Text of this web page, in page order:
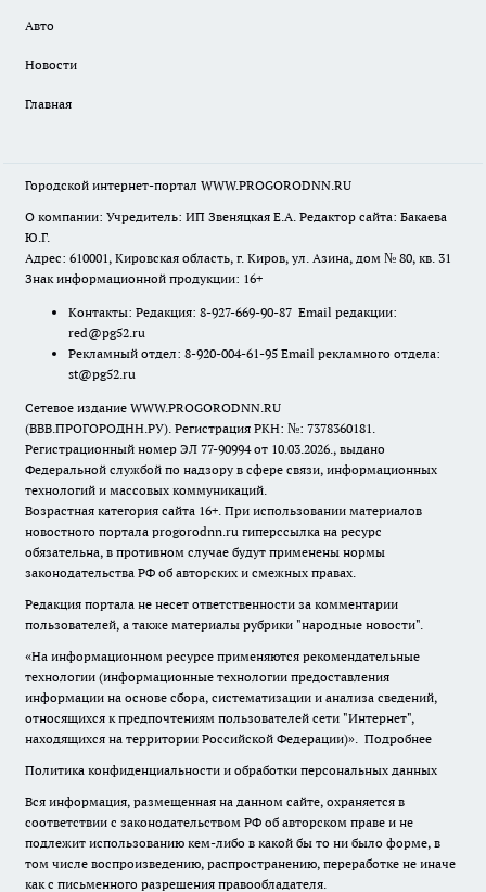
Авто
Новости
Главная
Городской интернет-портал WWW.PROGORODNN.RU
О компании: Учредитель: ИП Звеняцкая Е.А. Редактор сайта: Бакаева
Ю.Г.
Адрес: 610001, Кировская область, г. Киров, ул. Азина, дом № 80, кв. 31
Знак информационной продукции: 16+
Контакты: Редакция: 8-927-669-90-87 Email редакции:
red@pg52.ru
Рекламный отдел: 8-920-004-61-95 Email рекламного отдела:
st@pg52.ru
Сетевое издание WWW.PROGORODNN.RU
(ВВВ.ПРОГОРОДНН.РУ). Регистрация РКН: №: 7378360181.
Регистрационный номер ЭЛ 77-90994 от 10.03.2026., выдано
Федеральной службой по надзору в сфере связи, информационных
технологий и массовых коммуникаций.
Возрастная категория сайта 16+. При использовании материалов
новостного портала progorodnn.ru гиперссылка на ресурс
обязательна, в противном случае будут применены нормы
законодательства РФ об авторских и смежных правах.
Редакция портала не несет ответственности за комментарии
пользователей, а также материалы рубрики "народные новости".
«На информационном ресурсе применяются рекомендательные
технологии (информационные технологии предоставления
информации на основе сбора, систематизации и анализа сведений,
относящихся к предпочтениям пользователей сети "Интернет",
находящихся на территории Российской Федерации)». Подробнее
Политика конфиденциальности и обработки персональных данных
Вся информация, размещенная на данном сайте, охраняется в
соответствии с законодательством РФ об авторском праве и не
подлежит использованию кем-либо в какой бы то ни было форме, в
том числе воспроизведению, распространению, переработке не иначе
как с письменного разрешения правообладателя.